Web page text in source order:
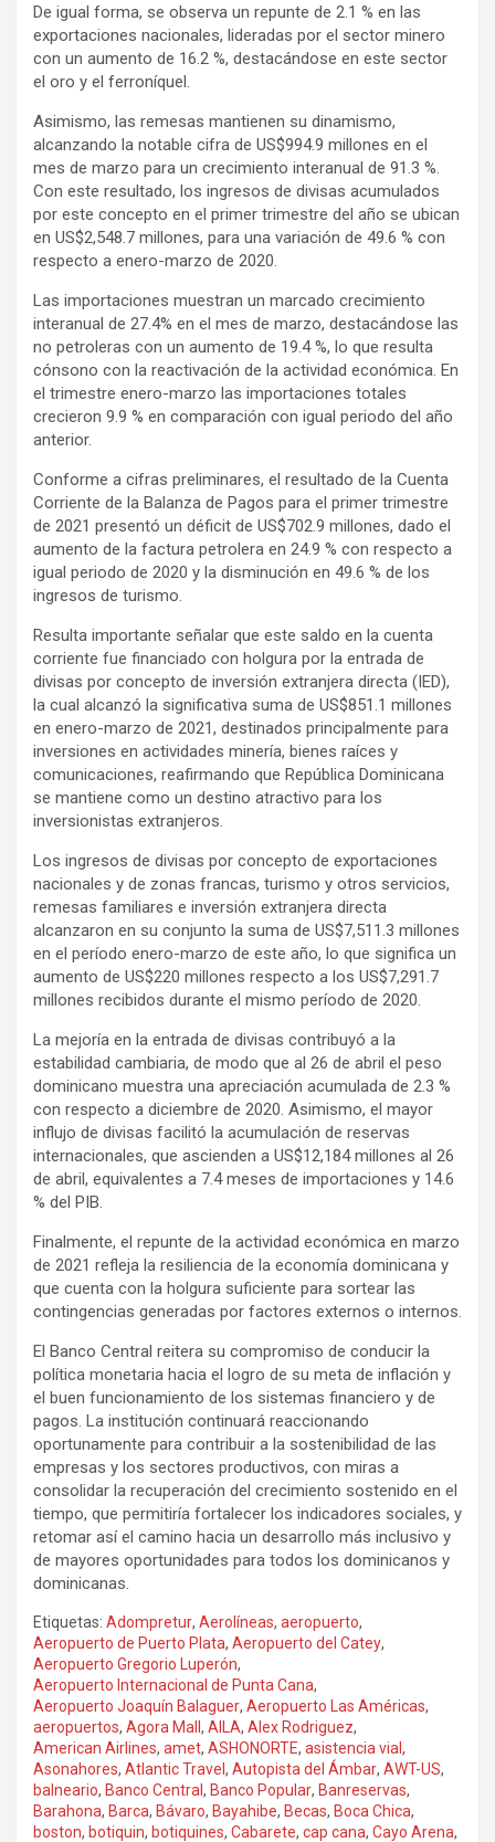
De igual forma, se observa un repunte de 2.1 % en las
exportaciones nacionales, lideradas por el sector minero
con un aumento de 16.2 %, destacándose en este sector
el oro y el ferroníquel.
Asimismo, las remesas mantienen su dinamismo,
alcanzando la notable cifra de US$994.9 millones en el
mes de marzo para un crecimiento interanual de 91.3 %.
Con este resultado, los ingresos de divisas acumulados
por este concepto en el primer trimestre del año se ubican
en US$2,548.7 millones, para una variación de 49.6 % con
respecto a enero-marzo de 2020.
Las importaciones muestran un marcado crecimiento
interanual de 27.4% en el mes de marzo, destacándose las
no petroleras con un aumento de 19.4 %, lo que resulta
cónsono con la reactivación de la actividad económica. En
el trimestre enero-marzo las importaciones totales
crecieron 9.9 % en comparación con igual periodo del año
anterior.
Conforme a cifras preliminares, el resultado de la Cuenta
Corriente de la Balanza de Pagos para el primer trimestre
de 2021 presentó un déficit de US$702.9 millones, dado el
aumento de la factura petrolera en 24.9 % con respecto a
igual periodo de 2020 y la disminución en 49.6 % de los
ingresos de turismo.
Resulta importante señalar que este saldo en la cuenta
corriente fue financiado con holgura por la entrada de
divisas por concepto de inversión extranjera directa (IED),
la cual alcanzó la significativa suma de US$851.1 millones
en enero-marzo de 2021, destinados principalmente para
inversiones en actividades minería, bienes raíces y
comunicaciones, reafirmando que República Dominicana
se mantiene como un destino atractivo para los
inversionistas extranjeros.
Los ingresos de divisas por concepto de exportaciones
nacionales y de zonas francas, turismo y otros servicios,
remesas familiares e inversión extranjera directa
alcanzaron en su conjunto la suma de US$7,511.3 millones
en el período enero-marzo de este año, lo que significa un
aumento de US$220 millones respecto a los US$7,291.7
millones recibidos durante el mismo período de 2020.
La mejoría en la entrada de divisas contribuyó a la
estabilidad cambiaria, de modo que al 26 de abril el peso
dominicano muestra una apreciación acumulada de 2.3 %
con respecto a diciembre de 2020. Asimismo, el mayor
influjo de divisas facilitó la acumulación de reservas
internacionales, que ascienden a US$12,184 millones al 26
de abril, equivalentes a 7.4 meses de importaciones y 14.6
% del PIB.
Finalmente, el repunte de la actividad económica en marzo
de 2021 refleja la resiliencia de la economía dominicana y
que cuenta con la holgura suficiente para sortear las
contingencias generadas por factores externos o internos.
El Banco Central reitera su compromiso de conducir la
política monetaria hacia el logro de su meta de inflación y
el buen funcionamiento de los sistemas financiero y de
pagos. La institución continuará reaccionando
oportunamente para contribuir a la sostenibilidad de las
empresas y los sectores productivos, con miras a
consolidar la recuperación del crecimiento sostenido en el
tiempo, que permitiría fortalecer los indicadores sociales, y
retomar así el camino hacia un desarrollo más inclusivo y
de mayores oportunidades para todos los dominicanos y
dominicanas.
Etiquetas: Adompretur, Aerolíneas, aeropuerto,
Aeropuerto de Puerto Plata, Aeropuerto del Catey,
Aeropuerto Gregorio Luperón,
Aeropuerto Internacional de Punta Cana,
Aeropuerto Joaquín Balaguer, Aeropuerto Las Américas,
aeropuertos, Agora Mall , AILA, Alex Rodriguez,
American Airlines, amet, ASHONORTE, asistencia vial ,
Asonahores, Atlantic Travel , Autopista del Ámbar, AWT-US,
balneario, Banco Central , Banco Popular, Banreservas,
Barahona, Barca, Bávaro, Bayahibe, Becas, Boca Chica,
boston, botiquin, botiquines, Cabarete, cap cana, Cayo Arena,